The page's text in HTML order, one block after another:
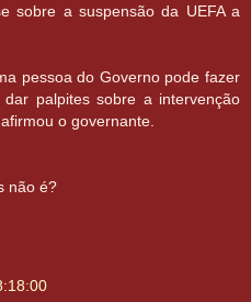
sobre a suspensão da UEFA a
pessoa do Governo pode fazer
palpites sobre a intervenção
o governante.
não é?